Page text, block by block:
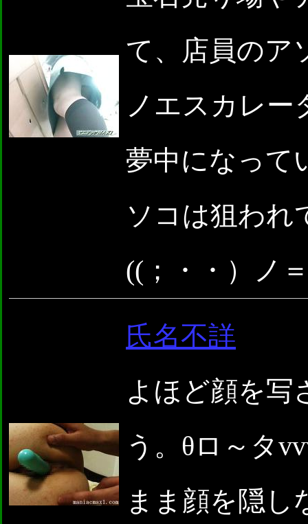
て、店員のア
ノエスカレー
夢中になって
ソコは狙われ
((；・・）ノ
氏名不詳
よほど顔を写
う。θロ～タ
まま顔を隠し